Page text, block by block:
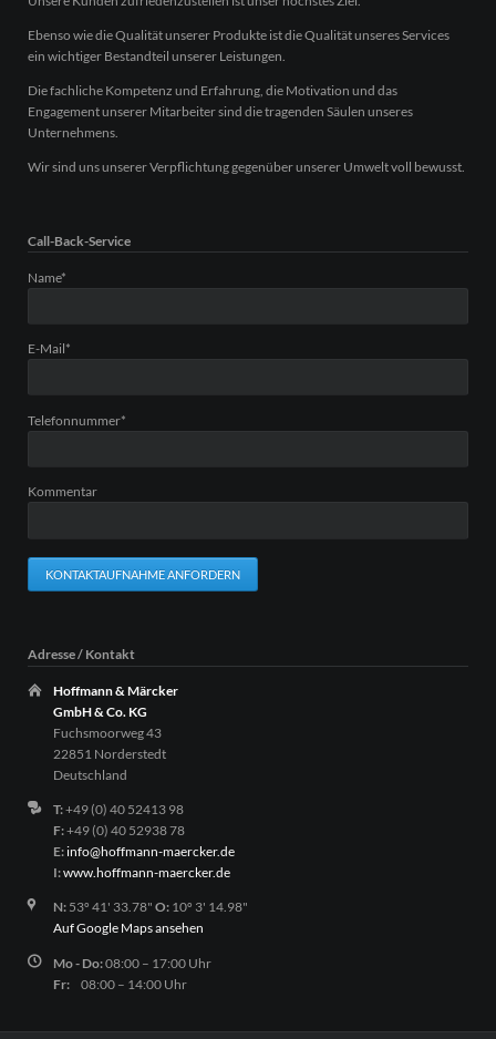
Ebenso wie die Qualität unserer Produkte ist die Qualität unseres Services
ein wichtiger Bestandteil unserer Leistungen.
Die fachliche Kompetenz und Erfahrung, die Motivation und das
Engagement unserer Mitarbeiter sind die tragenden Säulen unseres
Unternehmens.
Wir sind uns unserer Verpflichtung gegenüber unserer Umwelt voll bewusst.
Call-Back-Service
Pflichtfeld
Name*
Pflichtfeld
E-Mail*
Pflichtfeld
Telefonnummer*
Kommentar
KONTAKTAUFNAHME ANFORDERN
Adresse / Kontakt
Hoffmann & Märcker
GmbH & Co. KG
Fuchsmoorweg 43
22851 Norderstedt
Deutschland
T:+49 (0) 40 52413 98
F:+49 (0) 40 52938 78
E:info@hoffmann-maercker.de
I:www.hoffmann-maercker.de
N:53º 41' 33.78" O:10º 3' 14.98"
Auf Google Maps ansehen
Mo - Do:08:00 – 17:00 Uhr
Fr: 08:00 – 14:00 Uhr